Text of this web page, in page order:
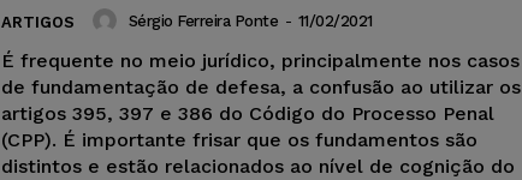
ARTIGOS Sérgio Ferreira Ponte - 11/02/2021
É frequente no meio jurídico, principalmente nos casos
de fundamentação de defesa, a confusão ao utilizar os
artigos 395, 397 e 386 do Código do Processo Penal
(CPP). É importante frisar que os fundamentos são
distintos e estão relacionados ao nível de cognição do